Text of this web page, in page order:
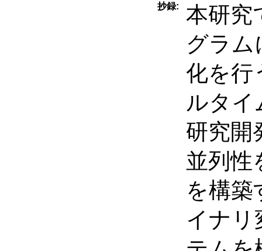
抄録:
本研究
グラム
化を行
ルタイ
研究開
並列性
を構築
イナリ